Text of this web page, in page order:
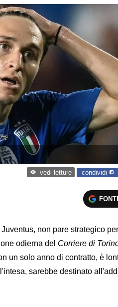
vedi letture condividi
non pare strategico
odierna del Corriere di
un solo anno di contratto, è
sarebbe destinato